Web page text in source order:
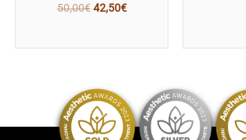
50,00€ 42,50€